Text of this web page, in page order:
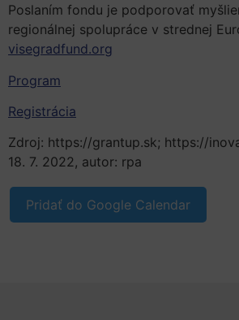
Poslaním fondu je podporovať
regionálnej spolupráce v strednej
visegradfund.org
Program
Registrácia
Zdroj: https://grantup.sk; https://
18. 7. 2022, autor: rpa
Pridať do Google Calendar